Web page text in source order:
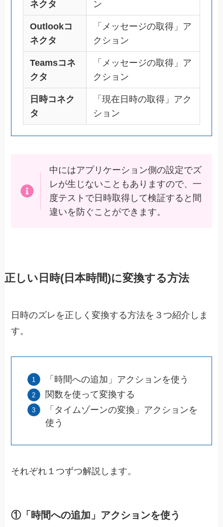
ネクタ
ン
Outlookコ
ネクタ
「メッセージの取得」ア
クション
Teamsコネ
クタ
「メッセージの取得」ア
クション
日時コネク
タ
「現在日時の取得」アク
ション
中にはアプリケーション側の設定でズ
レが生じないこともありますので、一
度テストで日時取得して検証すると間
違いを防ぐことができます。
正しい日時(日本時間)に変換する方法
日時のズレを正しく変換する方法を３つ紹介しま
す。
「時間への追加」アクションを使う
関数を使って変換する
「タイムゾーンの変換」アクションを
使う
それぞれ１つずつ解説します。
①「時間への追加」アクションを使う